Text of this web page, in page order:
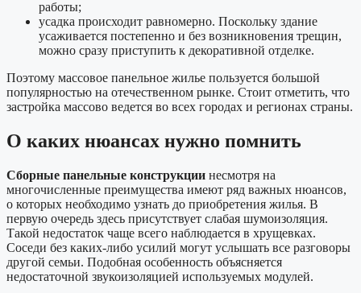
работы;
усадка происходит равномерно. Поскольку здание
усаживается постепенно и без возникновения трещин,
можно сразу приступить к декоративной отделке.
Поэтому массовое панельное жилье пользуется большой
популярностью на отечественном рынке. Стоит отметить, что
застройка массово ведется во всех городах и регионах страны.
О каких нюансах нужно помнить
Сборные панельные конструкции несмотря на
многочисленные преимущества имеют ряд важных нюансов,
о которых необходимо узнать до приобретения жилья. В
первую очередь здесь присутствует слабая шумоизоляция.
Такой недостаток чаще всего наблюдается в хрущевках.
Соседи без каких-либо усилий могут услышать все разговоры
другой семьи. Подобная особенность объясняется
недостаточной звукоизоляцией используемых модулей.